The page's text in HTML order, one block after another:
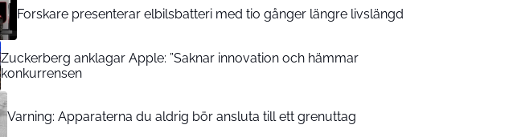
Forskare presenterar elbilsbatteri med tio gånger längre livslängd
Zuckerberg anklagar Apple: ”Saknar innovation och hämmar
konkurrensen
Varning: Apparaterna du aldrig bör ansluta till ett grenuttag